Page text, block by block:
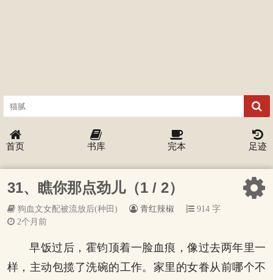
首页 书库 完本 足迹
31、瞧你那点劲儿（1 / 2）
狗血文女配被流放后(种田) 青红辣椒
914 字
2个月前
早饭过后，霍钧顶着一脸血痕，像过去两年里一
样，主动包揽了洗碗的工作。家里的女眷从前哪个不